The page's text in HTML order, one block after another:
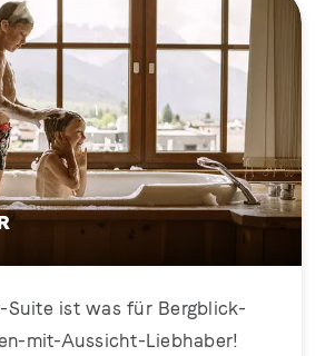
Suite ist was für Bergblick-
mit-Aussicht-Liebhaber!